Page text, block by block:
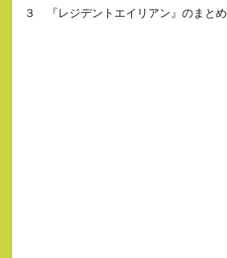
３ 『レジデントエイリアン』のまとめ